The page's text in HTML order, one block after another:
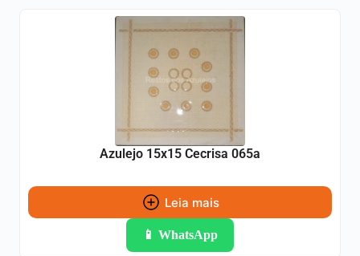
Azulejo 15x15 Cecrisa 065a
Leia mais
📱 WhatsApp